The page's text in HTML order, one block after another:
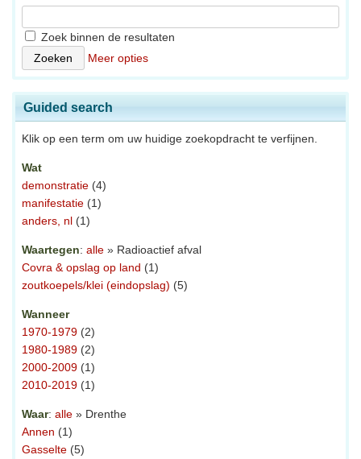
Zoek binnen de resultaten
Meer opties
Guided search
Klik op een term om uw huidige zoekopdracht te verfijnen.
Wat
demonstratie (4)
manifestatie (1)
anders, nl (1)
Waartegen: alle » Radioactief afval
Covra & opslag op land (1)
zoutkoepels/klei (eindopslag) (5)
Wanneer
1970-1979 (2)
1980-1989 (2)
2000-2009 (1)
2010-2019 (1)
Waar: alle » Drenthe
Annen (1)
Gasselte (5)